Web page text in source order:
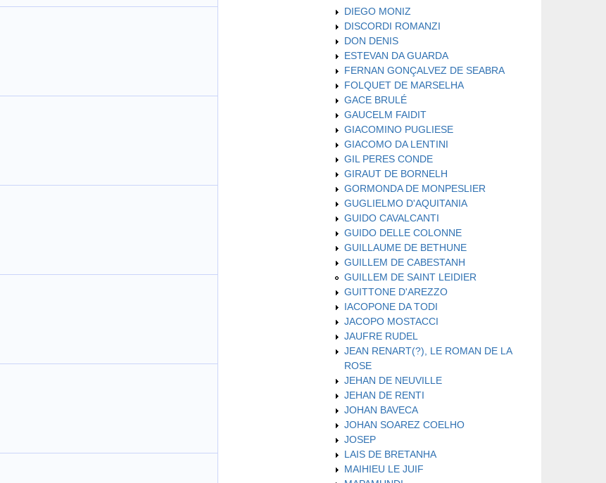
DIEGO MONIZ
DISCORDI ROMANZI
DON DENIS
ESTEVAN DA GUARDA
FERNAN GONÇALVEZ DE SEABRA
FOLQUET DE MARSELHA
GACE BRULÉ
GAUCELM FAIDIT
GIACOMINO PUGLIESE
GIACOMO DA LENTINI
GIL PERES CONDE
GIRAUT DE BORNELH
GORMONDA DE MONPESLIER
GUGLIELMO D'AQUITANIA
GUIDO CAVALCANTI
GUIDO DELLE COLONNE
GUILLAUME DE BETHUNE
GUILLEM DE CABESTANH
GUILLEM DE SAINT LEIDIER
GUITTONE D'AREZZO
IACOPONE DA TODI
JACOPO MOSTACCI
JAUFRE RUDEL
JEAN RENART(?), LE ROMAN DE LA
ROSE
JEHAN DE NEUVILLE
JEHAN DE RENTI
JOHAN BAVECA
JOHAN SOAREZ COELHO
JOSEP
LAIS DE BRETANHA
MAIHIEU LE JUIF